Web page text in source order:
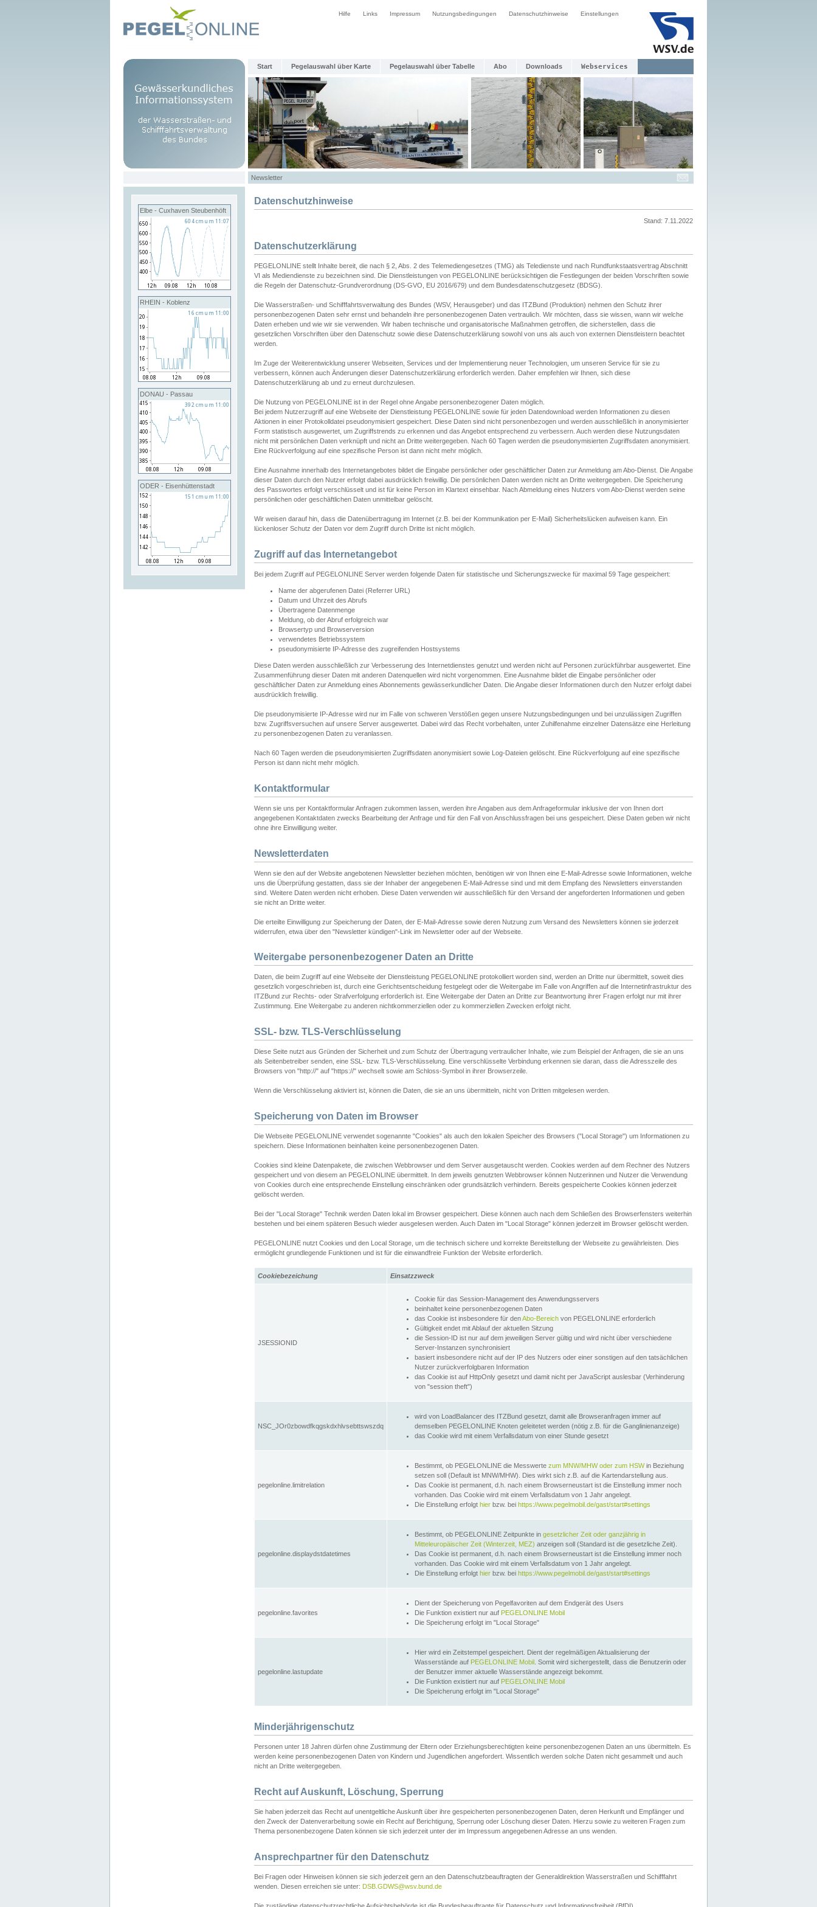
Hilfe Links Impressum Nutzungsbedingungen Datenschutzhinweise Einstellungen
Start Pegelauswahl über Karte Pegelauswahl über Tabelle Abo Downloads Webservices
Newsletter
Elbe - Cuxhaven Steubenhöft
RHEIN - Koblenz
DONAU - Passau
ODER - Eisenhüttenstadt
Datenschutzhinweise
Stand: 7.11.2022
Datenschutzerklärung
PEGELONLINE stellt Inhalte bereit, die nach § 2, Abs. 2 des Telemediengesetzes (TMG) als Teledienste und nach Rundfunkstaatsvertrag Abschnitt
VI als Mediendienste zu bezeichnen sind. Die Dienstleistungen von PEGELONLINE berücksichtigen die Festlegungen der beiden Vorschriften sowie
die Regeln der Datenschutz-Grundverordnung (DS-GVO, EU 2016/679) und dem Bundesdatenschutzgesetz (BDSG).
Die Wasserstraßen- und Schifffahrtsverwaltung des Bundes (WSV, Herausgeber) und das ITZBund (Produktion) nehmen den Schutz ihrer
personenbezogenen Daten sehr ernst und behandeln ihre personenbezogenen Daten vertraulich. Wir möchten, dass sie wissen, wann wir welche
Daten erheben und wie wir sie verwenden. Wir haben technische und organisatorische Maßnahmen getroffen, die sicherstellen, dass die
gesetzlichen Vorschriften über den Datenschutz sowie diese Datenschutzerklärung sowohl von uns als auch von externen Dienstleistern beachtet
werden.
Im Zuge der Weiterentwicklung unserer Webseiten, Services und der Implementierung neuer Technologien, um unseren Service für sie zu
verbessern, können auch Änderungen dieser Datenschutzerklärung erforderlich werden. Daher empfehlen wir Ihnen, sich diese
Datenschutzerklärung ab und zu erneut durchzulesen.
Die Nutzung von PEGELONLINE ist in der Regel ohne Angabe personenbezogener Daten möglich.
Bei jedem Nutzerzugriff auf eine Webseite der Dienstleistung PEGELONLINE sowie für jeden Datendownload werden Informationen zu diesen
Aktionen in einer Protokolldatei pseudonymisiert gespeichert. Diese Daten sind nicht personenbezogen und werden ausschließlich in anonymisierter
Form statistisch ausgewertet, um Zugriffstrends zu erkennen und das Angebot entsprechend zu verbessern. Auch werden diese Nutzungsdaten
nicht mit persönlichen Daten verknüpft und nicht an Dritte weitergegeben. Nach 60 Tagen werden die pseudonymisierten Zugriffsdaten anonymisiert.
Eine Rückverfolgung auf eine spezifische Person ist dann nicht mehr möglich.
Eine Ausnahme innerhalb des Internetangebotes bildet die Eingabe persönlicher oder geschäftlicher Daten zur Anmeldung am Abo-Dienst. Die Angabe
dieser Daten durch den Nutzer erfolgt dabei ausdrücklich freiwillig. Die persönlichen Daten werden nicht an Dritte weitergegeben. Die Speicherung
des Passwortes erfolgt verschlüsselt und ist für keine Person im Klartext einsehbar. Nach Abmeldung eines Nutzers vom Abo-Dienst werden seine
persönlichen oder geschäftlichen Daten unmittelbar gelöscht.
Wir weisen darauf hin, dass die Datenübertragung im Internet (z.B. bei der Kommunikation per E-Mail) Sicherheitslücken aufweisen kann. Ein
lückenloser Schutz der Daten vor dem Zugriff durch Dritte ist nicht möglich.
Zugriff auf das Internetangebot
Bei jedem Zugriff auf PEGELONLINE Server werden folgende Daten für statistische und Sicherungszwecke für maximal 59 Tage gespeichert:
Name der abgerufenen Datei (Referrer URL)
Datum und Uhrzeit des Abrufs
Übertragene Datenmenge
Meldung, ob der Abruf erfolgreich war
Browsertyp und Browserversion
verwendetes Betriebssystem
pseudonymisierte IP-Adresse des zugreifenden Hostsystems
Diese Daten werden ausschließlich zur Verbesserung des Internetdienstes genutzt und werden nicht auf Personen zurückführbar ausgewertet. Eine
Zusammenführung dieser Daten mit anderen Datenquellen wird nicht vorgenommen. Eine Ausnahme bildet die Eingabe persönlicher oder
geschäftlicher Daten zur Anmeldung eines Abonnements gewässerkundlicher Daten. Die Angabe dieser Informationen durch den Nutzer erfolgt dabei
ausdrücklich freiwillig.
Die pseudonymisierte IP-Adresse wird nur im Falle von schweren Verstößen gegen unsere Nutzungsbedingungen und bei unzulässigen Zugriffen
bzw. Zugriffsversuchen auf unsere Server ausgewertet. Dabei wird das Recht vorbehalten, unter Zuhilfenahme einzelner Datensätze eine Herleitung
zu personenbezogenen Daten zu veranlassen.
Nach 60 Tagen werden die pseudonymisierten Zugriffsdaten anonymisiert sowie Log-Dateien gelöscht. Eine Rückverfolgung auf eine spezifische
Person ist dann nicht mehr möglich.
Kontaktformular
Wenn sie uns per Kontaktformular Anfragen zukommen lassen, werden ihre Angaben aus dem Anfrageformular inklusive der von Ihnen dort
angegebenen Kontaktdaten zwecks Bearbeitung der Anfrage und für den Fall von Anschlussfragen bei uns gespeichert. Diese Daten geben wir nicht
ohne ihre Einwilligung weiter.
Newsletterdaten
Wenn sie den auf der Website angebotenen Newsletter beziehen möchten, benötigen wir von Ihnen eine E-Mail-Adresse sowie Informationen, welche
uns die Überprüfung gestatten, dass sie der Inhaber der angegebenen E-Mail-Adresse sind und mit dem Empfang des Newsletters einverstanden
sind. Weitere Daten werden nicht erhoben. Diese Daten verwenden wir ausschließlich für den Versand der angeforderten Informationen und geben
sie nicht an Dritte weiter.
Die erteilte Einwilligung zur Speicherung der Daten, der E-Mail-Adresse sowie deren Nutzung zum Versand des Newsletters können sie jederzeit
widerrufen, etwa über den "Newsletter kündigen"-Link im Newsletter oder auf der Webseite.
Weitergabe personenbezogener Daten an Dritte
Daten, die beim Zugriff auf eine Webseite der Dienstleistung PEGELONLINE protokolliert worden sind, werden an Dritte nur übermittelt, soweit dies
gesetzlich vorgeschrieben ist, durch eine Gerichtsentscheidung festgelegt oder die Weitergabe im Falle von Angriffen auf die Internetinfrastruktur des
ITZBund zur Rechts- oder Strafverfolgung erforderlich ist. Eine Weitergabe der Daten an Dritte zur Beantwortung ihrer Fragen erfolgt nur mit ihrer
Zustimmung. Eine Weitergabe zu anderen nichtkommerziellen oder zu kommerziellen Zwecken erfolgt nicht.
SSL- bzw. TLS-Verschlüsselung
Diese Seite nutzt aus Gründen der Sicherheit und zum Schutz der Übertragung vertraulicher Inhalte, wie zum Beispiel der Anfragen, die sie an uns
als Seitenbetreiber senden, eine SSL- bzw. TLS-Verschlüsselung. Eine verschlüsselte Verbindung erkennen sie daran, dass die Adresszeile des
Browsers von "http://" auf "https://" wechselt sowie am Schloss-Symbol in ihrer Browserzeile.
Wenn die Verschlüsselung aktiviert ist, können die Daten, die sie an uns übermitteln, nicht von Dritten mitgelesen werden.
Speicherung von Daten im Browser
Die Webseite PEGELONLINE verwendet sogenannte "Cookies" als auch den lokalen Speicher des Browsers ("Local Storage") um Informationen zu
speichern. Diese Informationen beinhalten keine personenbezogenen Daten.
Cookies sind kleine Datenpakete, die zwischen Webbrowser und dem Server ausgetauscht werden. Cookies werden auf dem Rechner des Nutzers
gespeichert und von diesem an PEGELONLINE übermittelt. In dem jeweils genutzten Webbrowser können Nutzerinnen und Nutzer die Verwendung
von Cookies durch eine entsprechende Einstellung einschränken oder grundsätzlich verhindern. Bereits gespeicherte Cookies können jederzeit
gelöscht werden.
Bei der "Local Storage" Technik werden Daten lokal im Browser gespeichert. Diese können auch nach dem Schließen des Browserfensters weiterhin
bestehen und bei einem späteren Besuch wieder ausgelesen werden. Auch Daten im "Local Storage" können jederzeit im Browser gelöscht werden.
PEGELONLINE nutzt Cookies und den Local Storage, um die technisch sichere und korrekte Bereitstellung der Webseite zu gewährleisten. Dies
ermöglicht grundlegende Funktionen und ist für die einwandfreie Funktion der Website erforderlich.
Cookiebezeichung Einsatzzweck
JSESSIONID
Cookie für das Session-Management des Anwendungsservers
beinhaltet keine personenbezogenen Daten
das Cookie ist insbesondere für denAbo-Bereich von PEGELONLINE erforderlich
Gültigkeit endet mit Ablauf der aktuellen Sitzung
die Session-ID ist nur auf dem jeweiligen Server gültig und wird nicht über verschiedene
Server-Instanzen synchronisiert
basiert insbesondere nicht auf der IP des Nutzers oder einer sonstigen auf den tatsächlichen
Nutzer zurückverfolgbaren Information
das Cookie ist auf HttpOnly gesetzt und damit nicht per JavaScript auslesbar (Verhinderung
von "session theft")
NSC_JOr0zbowdfkqgskdxhlvsebttswszdq
wird von LoadBalancer des ITZBund gesetzt, damit alle Browseranfragen immer auf
demselben PEGELONLINE Knoten geleitetet werden (nötig z.B. für die Ganglinienanzeige)
das Cookie wird mit einem Verfallsdatum von einer Stunde gesetzt
pegelonline.limitrelation
Bestimmt, ob PEGELONLINE die Messwerte zum MNW/MHW oder zum HSWin Beziehung
setzen soll (Default ist MNW/MHW). Dies wirkt sich z.B. auf die Kartendarstellung aus.
Das Cookie ist permanent, d.h. nach einem Browserneustart ist die Einstellung immer noch
vorhanden. Das Cookie wird mit einem Verfallsdatum von 1 Jahr angelegt.
Die Einstellung erfolgt hier bzw. bei https://www.pegelmobil.de/gast/start#settings
pegelonline.displaydstdatetimes
Bestimmt, ob PEGELONLINE Zeitpunkte in gesetzlicher Zeit oder ganzjährig in
Mitteleuropäischer Zeit (Winterzeit, MEZ) anzeigen soll (Standard ist die gesetzliche Zeit).
Das Cookie ist permanent, d.h. nach einem Browserneustart ist die Einstellung immer noch
vorhanden. Das Cookie wird mit einem Verfallsdatum von 1 Jahr angelegt.
Die Einstellung erfolgt hier bzw. bei https://www.pegelmobil.de/gast/start#settings
pegelonline.favorites
Dient der Speicherung von Pegelfavoriten auf dem Endgerät des Users
Die Funktion existiert nur auf PEGELONLINE Mobil
Die Speicherung erfolgt im "Local Storage"
pegelonline.lastupdate
Hier wird ein Zeitstempel gespeichert. Dient der regelmäßigen Aktualisierung der
Wasserstände auf PEGELONLINE Mobil . Somit wird sichergestellt, dass die Benutzerin oder
der Benutzer immer aktuelle Wasserstände angezeigt bekommt.
Die Funktion existiert nur auf PEGELONLINE Mobil
Die Speicherung erfolgt im "Local Storage"
Minderjährigenschutz
Personen unter 18 Jahren dürfen ohne Zustimmung der Eltern oder Erziehungsberechtigten keine personenbezogenen Daten an uns übermitteln. Es
werden keine personenbezogenen Daten von Kindern und Jugendlichen angefordert. Wissentlich werden solche Daten nicht gesammelt und auch
nicht an Dritte weitergegeben.
Recht auf Auskunft, Löschung, Sperrung
Sie haben jederzeit das Recht auf unentgeltliche Auskunft über ihre gespeicherten personenbezogenen Daten, deren Herkunft und Empfänger und
den Zweck der Datenverarbeitung sowie ein Recht auf Berichtigung, Sperrung oder Löschung dieser Daten. Hierzu sowie zu weiteren Fragen zum
Thema personenbezogene Daten können sie sich jederzeit unter der im Impressum angegebenen Adresse an uns wenden.
Ansprechpartner für den Datenschutz
Bei Fragen oder Hinweisen können sie sich jederzeit gern an den Datenschutzbeauftragten der Generaldirektion Wasserstraßen und Schifffahrt
wenden. Diesen erreichen sie unter: DSB.GDWS@wsv.bund.de